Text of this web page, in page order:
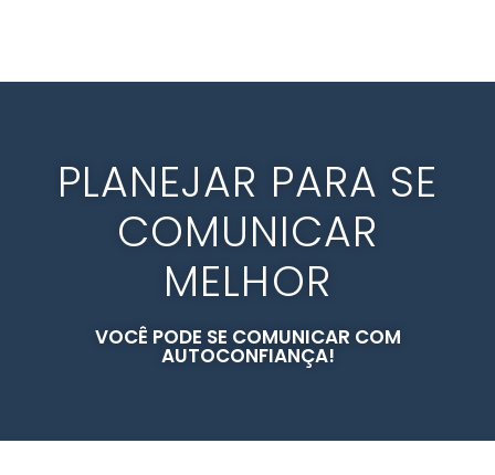
PLANEJAR PARA SE
COMUNICAR
MELHOR
VOCÊ PODE SE COMUNICAR COM
AUTOCONFIANÇA!